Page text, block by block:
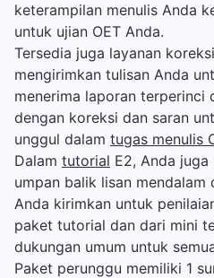
keterampilan menulis Anda
untuk ujian OET Anda.
Tersedia juga layanan
mengirimkan tulisan Anda
menerima laporan terperinci
dengan koreksi dan saran
unggul dalam tugas menulis
Dalam tutorial E2, Anda
umpan balik lisan
Anda kirimkan untuk
paket tutorial dan dari mini
dukungan umum untuk
Paket perunggu memiliki 1